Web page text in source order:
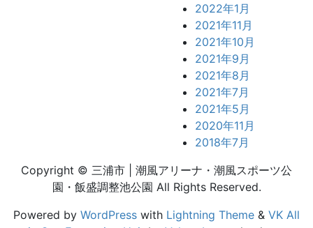
2022年1月
2021年11月
2021年10月
2021年9月
2021年8月
2021年7月
2021年5月
2020年11月
2018年7月
Copyright © 三浦市 | 潮風アリーナ・潮風スポーツ公
園・飯盛調整池公園 All Rights Reserved.
Powered by WordPress with Lightning Theme & VK All